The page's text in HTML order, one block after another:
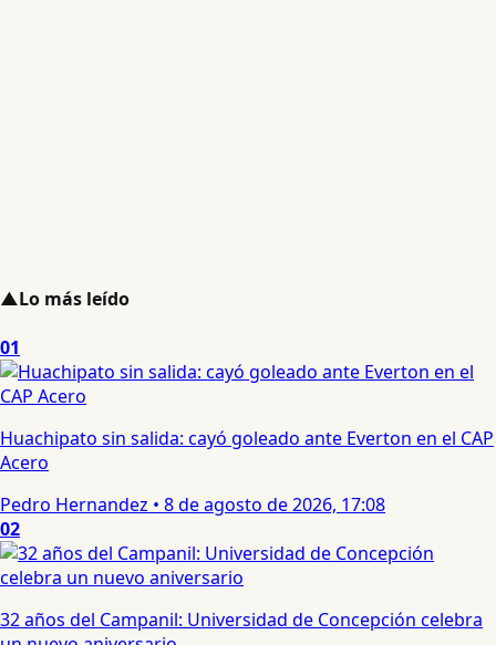
▲Lo más leído
01
Huachipato sin salida: cayó goleado ante Everton en el CAP
Acero
Pedro Hernandez • 8 de agosto de 2026, 17:08
02
32 años del Campanil: Universidad de Concepción celebra